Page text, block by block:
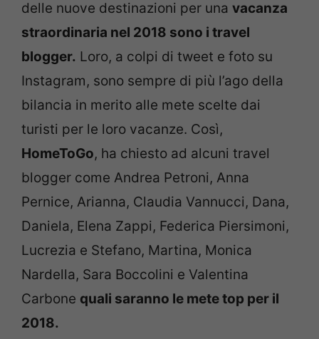
delle nuove destinazioni per una vacanza
straordinaria nel 2018 sono i travel
blogger. Loro, a colpi di tweet e foto su
Instagram, sono sempre di più l’ago della
bilancia in merito alle mete scelte dai
turisti per le loro vacanze. Così,
HomeToGo, ha chiesto ad alcuni travel
blogger come Andrea Petroni, Anna
Pernice, Arianna, Claudia Vannucci, Dana,
Daniela, Elena Zappi, Federica Piersimoni,
Lucrezia e Stefano, Martina, Monica
Nardella, Sara Boccolini e Valentina
Carbone quali saranno le mete top per il
2018.